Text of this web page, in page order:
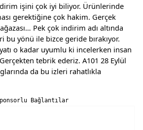
işini çok iyi biliyor. Ürünlerinde
gerektiğine çok hakim. Gerçek
Pek çok indirim adı altında
bu yönü ile bizce geride bırakıyor.
o kadar uyumlu ki incelerken insan
tebrik ederiz. A101 28 Eylül
da bu izleri rahatlıkla
Bağlantılar